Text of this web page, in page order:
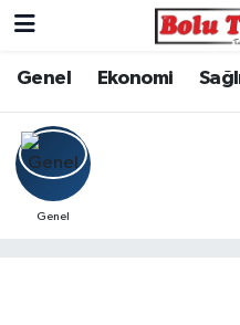
Genel Ekonomi
Genel